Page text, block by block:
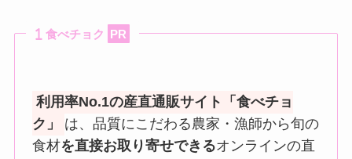
食べチョク PR
利用率No.1の産直通販サイト「食べチョ
ク」
は、品質にこだわる農家・漁師から旬の
食材を直接お取り寄せできるオンラインの直